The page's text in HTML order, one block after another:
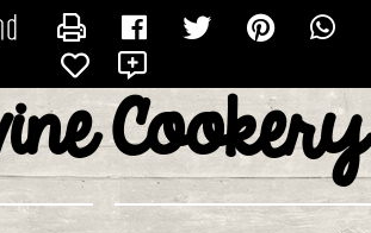
Cookery
CONTACTER LULU